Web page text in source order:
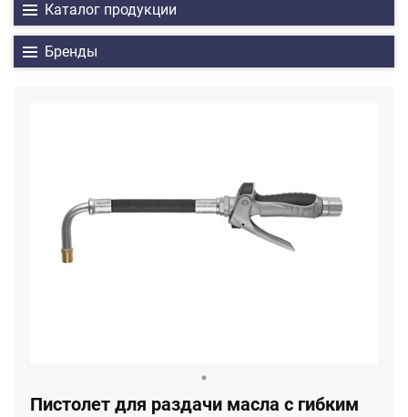
Каталог продукции
Бренды
Пистолет для раздачи масла с гибким